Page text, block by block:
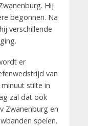
Hij
begonnen. Na
verschillende
er
van
minuut stilte in
zal dat ook
Zwanenburg en
spelen.